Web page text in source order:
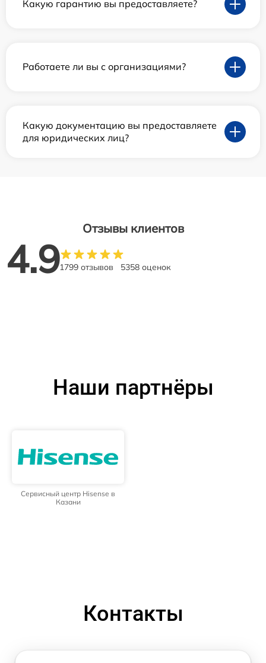
Какую гарантию вы предоставляете?
Работаете ли вы с организациями?
Какую документацию вы предоставляете
для юридических лиц?
Отзывы клиентов
4.91799 отзывов 5358 оценок
Наши партнёры
Сервисный центр Hisense в
Казани
Контакты